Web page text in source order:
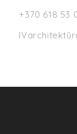
+370 618 53